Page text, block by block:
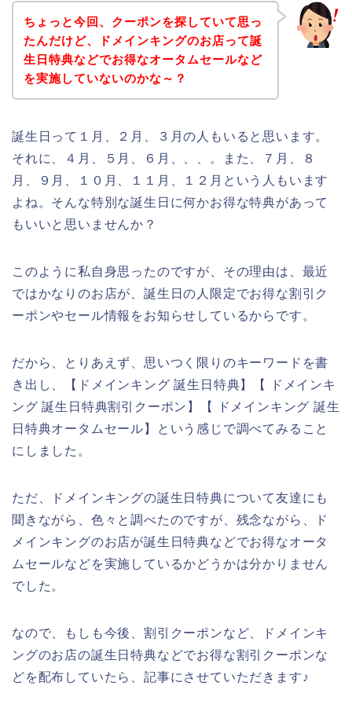
ちょっと今回、クーポンを探していて思っ
たんだけど、ドメインキングのお店って誕
生日特典などでお得なオータムセールなど
を実施していないのかな～？
誕生日って１月、２月、３月の人もいると思います。
それに、４月、５月、６月、、、。また、７月、８
月、９月、１０月、１１月、１２月という人もいます
よね。そんな特別な誕生日に何かお得な特典があって
もいいと思いませんか？
このように私自身思ったのですが、その理由は、最近
ではかなりのお店が、誕生日の人限定でお得な割引ク
ーポンやセール情報をお知らせしているからです。
だから、とりあえず、思いつく限りのキーワードを書
き出し、【ドメインキング 誕生日特典】【 ドメインキ
ング 誕生日特典割引クーポン】【 ドメインキング 誕生
日特典オータムセール】という感じで調べてみること
にしました。
ただ、ドメインキングの誕生日特典について友達にも
聞きながら、色々と調べたのですが、残念ながら、ド
メインキングのお店が誕生日特典などでお得なオータ
ムセールなどを実施しているかどうかは分かりません
でした。
なので、もしも今後、割引クーポンなど、ドメインキ
ングのお店の誕生日特典などでお得な割引クーポンな
どを配布していたら、記事にさせていただきます♪